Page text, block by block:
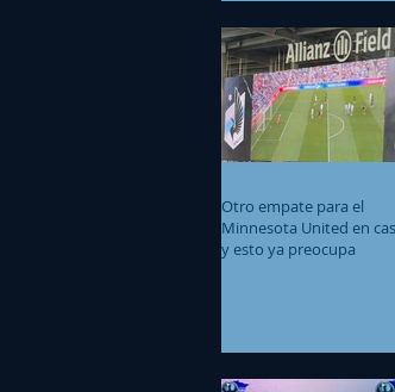
Otro empate para el
Minnesota United en
y esto ya preocupa